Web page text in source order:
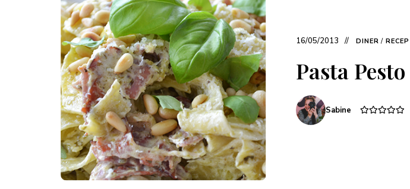
16/05/2013 DINER /
Pasta Pesto
Sabine